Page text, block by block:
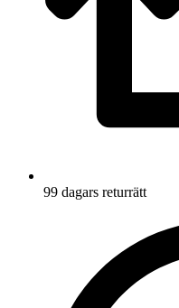
99 dagars returrätt